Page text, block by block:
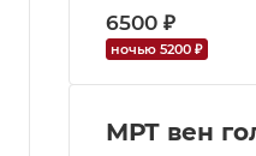
6500 ₽
ночью 5200 ₽
МРТ вен